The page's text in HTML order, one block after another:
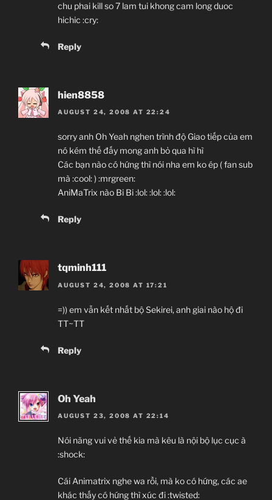
chu phai kill so 7 lam tui khong cam long duoc
hichic :cry:
Reply
hien8858
AUGUST 24, 2008 AT 22:24
sorry anh Oh Yeah nghen trình độ Giao tiếp của em
nó kém thế đấy mong anh bỏ qua hì hì
Các bạn nào có hứng thì nói nha em ko ép ( fan sub
mà :cool: ) :mrgreen:
AniMaTrix nào Bi Bi :lol: :lol: :lol:
Reply
tqminh111
AUGUST 24, 2008 AT 17:21
=)) em vẫn kết nhất bộ Sekirei, anh giai nào hộ đi
TT~TT
Reply
Oh Yeah
AUGUST 23, 2008 AT 22:14
Nói năng vui vẻ thế kia mà kêu là nội bộ lục cục à
:shock:
Cái Animatrix nghe wa rồi, mà ko có hứng, các ae
khác thấy có hứng thì xúc đi :twisted: